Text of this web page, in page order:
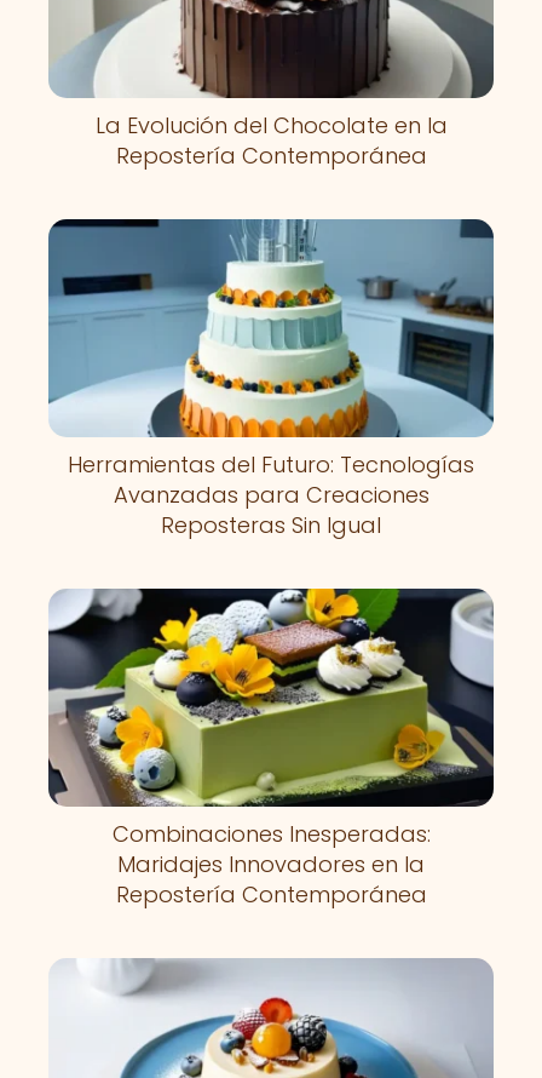
La Evolución del Chocolate en la
Repostería Contemporánea
Herramientas del Futuro: Tecnologías
Avanzadas para Creaciones
Reposteras Sin Igual
Combinaciones Inesperadas:
Maridajes Innovadores en la
Repostería Contemporánea